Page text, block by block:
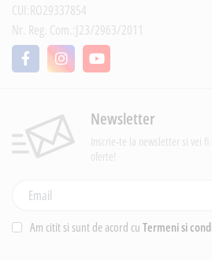
CUI:RO29337854
Nr. Reg. Com.:J23/2963/2011
Newsletter
Inscrie-te la newsletter si vei
oferte!
Am citit si sunt de acord cu Termeni si